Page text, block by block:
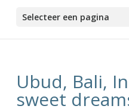
Selecteer een pagina
Ubud, Bali,
sweet